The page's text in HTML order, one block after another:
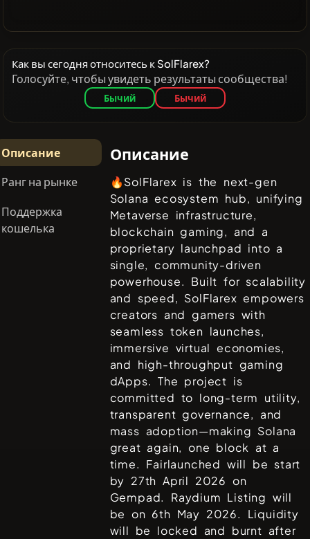
Как вы сегодня относитесь к SolFlarex?
Голосуйте, чтобы увидеть результаты сообщества!
Бычий Бычий
Описание
Ранг на рынке
Поддержка
кошелька
Описание
🔥SolFlarex is the next-gen
Solana ecosystem hub, unifying
Metaverse infrastructure,
blockchain gaming, and a
proprietary launchpad into a
single, community-driven
powerhouse. Built for scalability
and speed, SolFlarex empowers
creators and gamers with
seamless token launches,
immersive virtual economies,
and high-throughput gaming
dApps. The project is
committed to long-term utility,
transparent governance, and
mass adoption—making Solana
great again, one block at a
time. Fairlaunched will be start
by 27th April 2026 on
Gempad. Raydium Listing will
be on 6th May 2026. Liquidity
will be locked and burnt after